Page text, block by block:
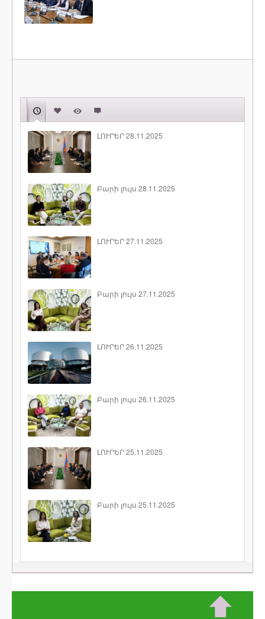
ԼՈՒՐԵՐ 28.11.2025
Բարի լույս 28.11.2025
ԼՈՒՐԵՐ 27.11.2025
Բարի լույս 27.11.2025
ԼՈՒՐԵՐ 26.11.2025
Բարի լույս 26.11.2025
ԼՈՒՐԵՐ 25.11.2025
Բարի լույս 25.11.2025